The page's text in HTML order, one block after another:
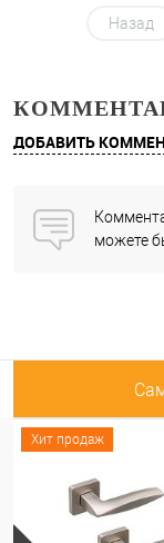
Назад
ДОБАВИТЬ
можете
Хит продаж